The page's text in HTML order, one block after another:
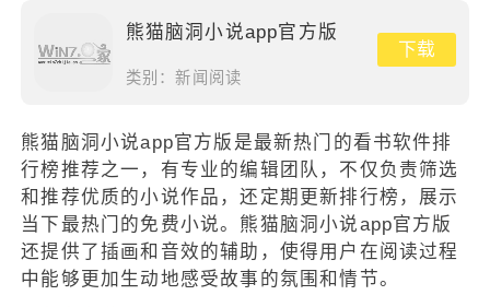
熊猫脑洞小说app官方版
类别：新闻阅读
下载
熊猫脑洞小说app官方版是最新热门的看书软件排
行榜推荐之一，有专业的编辑团队，不仅负责筛选
和推荐优质的小说作品，还定期更新排行榜，展示
当下最热门的免费小说。熊猫脑洞小说app官方版
还提供了插画和音效的辅助，使得用户在阅读过程
中能够更加生动地感受故事的氛围和情节。